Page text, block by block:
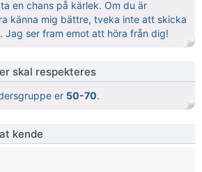
en chans på kärlek. Om du är
känna mig bättre, tveka inte att skicka
Jag ser fram emot att höra från dig!
skal respekteres
er 50-70.
kende